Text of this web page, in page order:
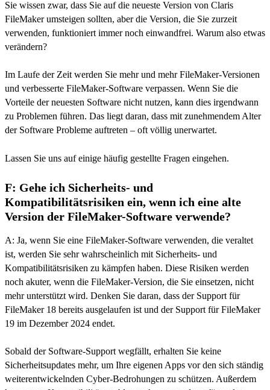
Sie wissen zwar, dass Sie auf die neueste Version von Claris
FileMaker umsteigen sollten, aber die Version, die Sie zurzeit
verwenden, funktioniert immer noch einwandfrei. Warum also etwas
verändern?
Im Laufe der Zeit werden Sie mehr und mehr FileMaker-Versionen
und verbesserte FileMaker-Software verpassen. Wenn Sie die
Vorteile der neuesten Software nicht nutzen, kann dies irgendwann
zu Problemen führen. Das liegt daran, dass mit zunehmendem Alter
der Software Probleme auftreten – oft völlig unerwartet.
Lassen Sie uns auf einige häufig gestellte Fragen eingehen.
F: Gehe ich Sicherheits- und
Kompatibilitätsrisiken ein, wenn ich eine alte
Version der FileMaker-Software verwende?
A: Ja, wenn Sie eine FileMaker-Software verwenden, die veraltet
ist, werden Sie sehr wahrscheinlich mit Sicherheits- und
Kompatibilitätsrisiken zu kämpfen haben. Diese Risiken werden
noch akuter, wenn die FileMaker-Version, die Sie einsetzen, nicht
mehr unterstützt wird. Denken Sie daran, dass der Support für
FileMaker 18 bereits ausgelaufen ist und der Support für FileMaker
19 im Dezember 2024 endet.
Sobald der Software-Support wegfällt, erhalten Sie keine
Sicherheitsupdates mehr, um Ihre eigenen Apps vor den sich ständig
weiterentwickelnden Cyber-Bedrohungen zu schützen. Außerdem